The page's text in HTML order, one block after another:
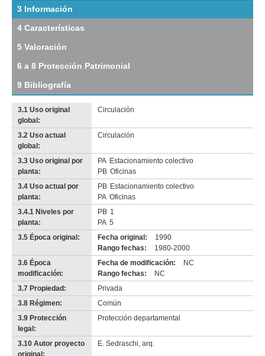
tramo:
Alzáibar
(Al
Descargar
original
Imagen del tramo:
Alzáibar (Al 3)
Descarga tamaño completo
Anterior Pausa Siguiente
3 Información
4 Características
5 Valoración
6 a 8 Protección Patrimonial
9 Bibliografía
3.1 Uso original
global:
Circulación
3.2 Uso actual
global:
Circulación
3.3 Uso original por
planta:
PA Estacionamiento colectivo
PB Oficinas
3.4 Uso actual por
planta:
PB Estacionamiento colectivo
PA Oficinas
3.4.1 Niveles por
planta:
PB 1
PA 5
3.5 Época original:
Fecha original:
1990
Rango fechas:
1980-2000
3.6 Época
modificación:
Fecha de modificación:
NC
Rango fechas:
NC
3.7 Propiedad:
Privada
3.8 Régimen:
Común
3.9 Protección
legal:
Protección departamental
3.10 Autor proyecto
E. Sedraschi, arq.